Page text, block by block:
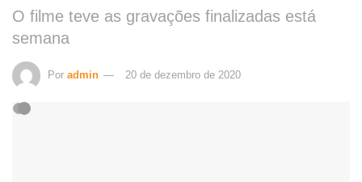
O filme teve as gravações finalizadas está
semana
Por admin 20 de dezembro de 2020